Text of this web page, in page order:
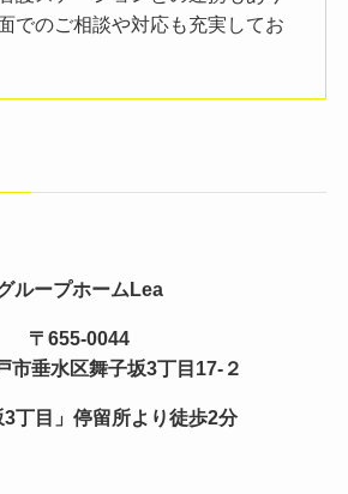
でのご相談や対応も充実してお
ループホームLea
〒655-0044
市垂水区舞子坂3丁目17-２
丁目」停留所より徒歩2分